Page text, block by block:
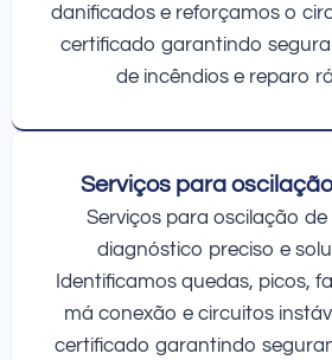
danificados e reforçamos o
certificado garantindo
de incêndios e reparo
Serviços para
Serviços para oscilação
diagnóstico preciso e
Identificamos quedas, picos,
má conexão e circuitos
certificado garantindo